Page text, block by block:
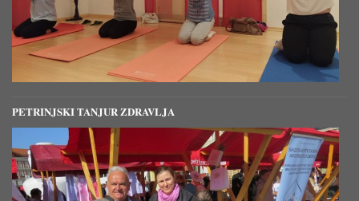
PETRINJSKI TANJUR ZDRAVLJA